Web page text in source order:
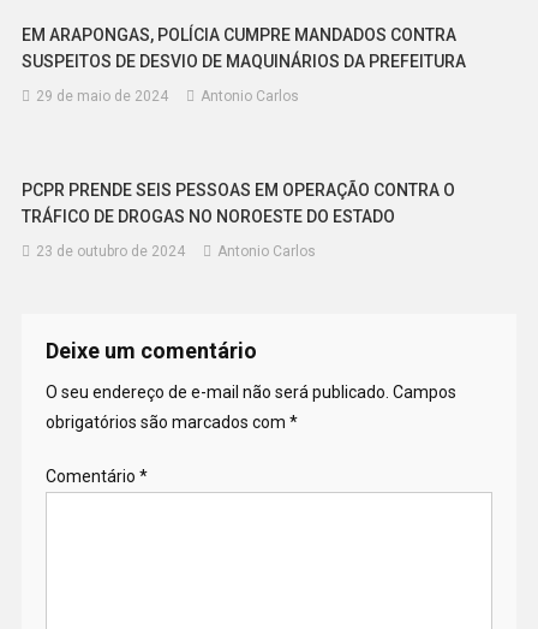
EM ARAPONGAS, POLÍCIA CUMPRE MANDADOS CONTRA
SUSPEITOS DE DESVIO DE MAQUINÁRIOS DA PREFEITURA
29 de maio de 2024 Antonio Carlos
PCPR PRENDE SEIS PESSOAS EM OPERAÇÃO CONTRA O
TRÁFICO DE DROGAS NO NOROESTE DO ESTADO
23 de outubro de 2024 Antonio Carlos
Deixe um comentário
O seu endereço de e-mail não será publicado. Campos
obrigatórios são marcados com *
Comentário *